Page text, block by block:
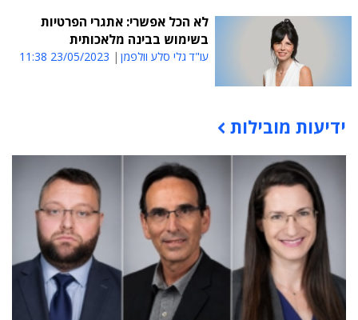
לא הכל אפשרי: אתגרי הפרטיות
בשימוש בבינה מלאכותית
עו"ד גלי סלע וולפמן 23/05/2023 11:38
תוכן פרסומי
ידיעות מובילות